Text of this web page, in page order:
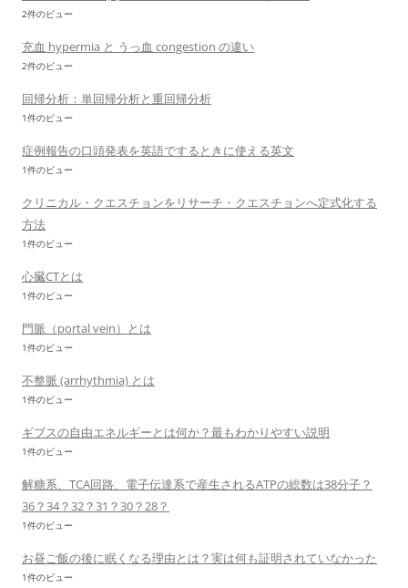
2件のビュー
充血 hypermia と うっ血 congestion の違い
2件のビュー
回帰分析：単回帰分析と重回帰分析
1件のビュー
症例報告の口頭発表を英語でするときに使える英文
1件のビュー
クリニカル・クエスチョンをリサーチ・クエスチョンへ定式化する
方法
1件のビュー
心臓CTとは
1件のビュー
門脈（portal vein）とは
1件のビュー
不整脈 (arrhythmia) とは
1件のビュー
ギブスの自由エネルギーとは何か？最もわかりやすい説明
1件のビュー
解糖系、TCA回路、電子伝達系で産生されるATPの総数は38分子？
36？34？32？31？30？28？
1件のビュー
お昼ご飯の後に眠くなる理由とは？実は何も証明されていなかった
1件のビュー